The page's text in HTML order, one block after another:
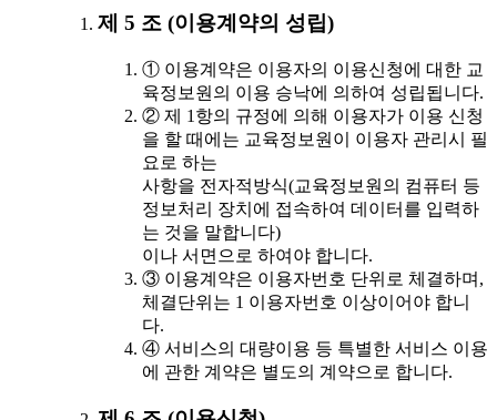
제 5 조 (이용계약의 성립)
① 이용계약은 이용자의 이용신청에 대한 교
육정보원의 이용 승낙에 의하여 성립됩니다.
② 제 1항의 규정에 의해 이용자가 이용 신청
을 할 때에는 교육정보원이 이용자 관리시 필
요로 하는
사항을 전자적방식(교육정보원의 컴퓨터 등
정보처리 장치에 접속하여 데이터를 입력하
는 것을 말합니다)
이나 서면으로 하여야 합니다.
③ 이용계약은 이용자번호 단위로 체결하며,
체결단위는 1 이용자번호 이상이어야 합니
다.
④ 서비스의 대량이용 등 특별한 서비스 이용
에 관한 계약은 별도의 계약으로 합니다.